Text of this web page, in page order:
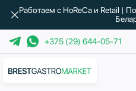
+375 (29) 644-05-71
Работаем с HoReCa и Retail |